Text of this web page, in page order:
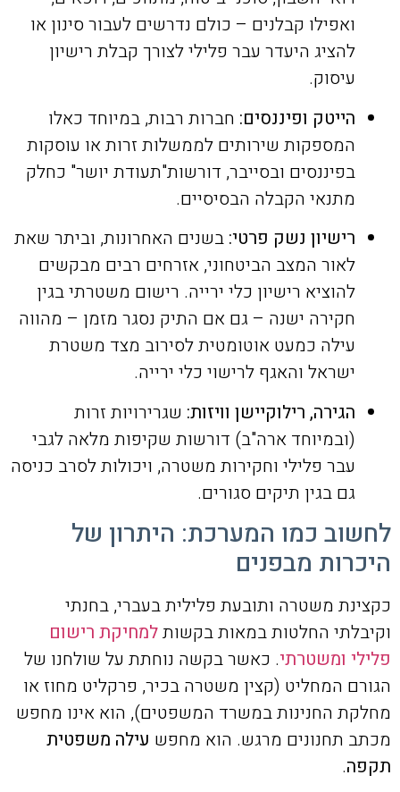
ואפילו קבלנים – כולם נדרשים לעבור סינון או
להציג היעדר עבר פלילי לצורך קבלת רישיון
עיסוק.
הייטק ופיננסים: חברות רבות, במיוחד כאלו
המספקות שירותים לממשלות זרות או עוסקות
בפיננסים ובסייבר, דורשות"תעודת יושר" כחלק
מתנאי הקבלה הבסיסיים.
רישיון נשק פרטי: בשנים האחרונות, וביתר שאת
לאור המצב הביטחוני, אזרחים רבים מבקשים
להוציא רישיון כלי ירייה. רישום משטרתי בגין
חקירה ישנה – גם אם התיק נסגר מזמן – מהווה
עילה כמעט אוטומטית לסירוב מצד משטרת
ישראל והאגף לרישוי כלי ירייה.
הגירה, רילוקיישן וויזות: שגרירויות זרות
(ובמיוחד ארה"ב) דורשות שקיפות מלאה לגבי
עבר פלילי וחקירות משטרה, ויכולות לסרב כניסה
גם בגין תיקים סגורים.
לחשוב כמו המערכת: היתרון של
היכרות מבפנים
כקצינת משטרה ותובעת פלילית בעברי, בחנתי
וקיבלתי החלטות במאות בקשותלמחיקת רישום
פלילי ומשטרתי. כאשר בקשה נוחתת על שולחנו של
הגורם המחליט (קצין משטרה בכיר, פרקליט מחוז או
מחלקת החנינות במשרד המשפטים), הוא אינו מחפש
מכתב תחנונים מרגש. הוא מחפש עילה משפטית
תקפה.